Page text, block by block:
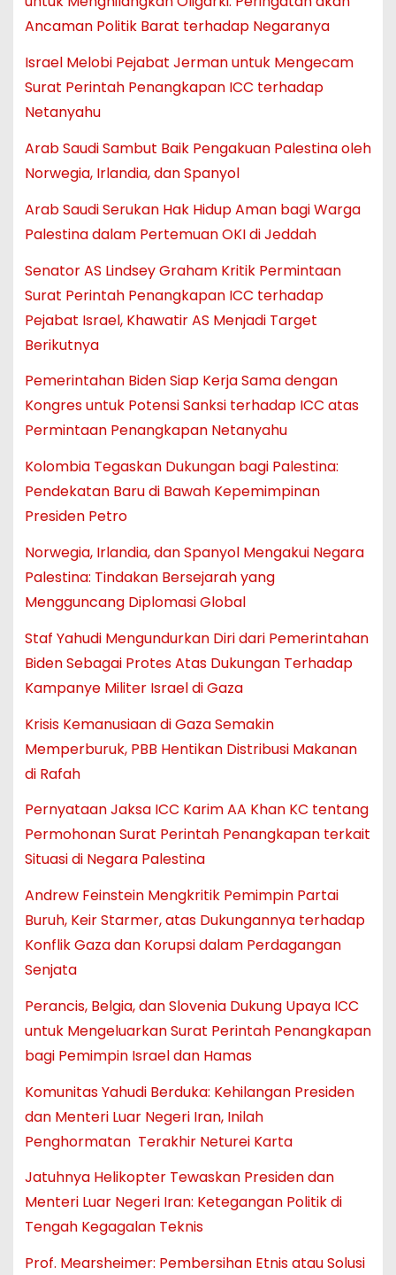
Ancaman Politik Barat terhadap Negaranya
Israel Melobi Pejabat Jerman untuk Mengecam
Surat Perintah Penangkapan ICC terhadap
Netanyahu
Arab Saudi Sambut Baik Pengakuan Palestina oleh
Norwegia, Irlandia, dan Spanyol
Arab Saudi Serukan Hak Hidup Aman bagi Warga
Palestina dalam Pertemuan OKI di Jeddah
Senator AS Lindsey Graham Kritik Permintaan
Surat Perintah Penangkapan ICC terhadap
Pejabat Israel, Khawatir AS Menjadi Target
Berikutnya
Pemerintahan Biden Siap Kerja Sama dengan
Kongres untuk Potensi Sanksi terhadap ICC atas
Permintaan Penangkapan Netanyahu
Kolombia Tegaskan Dukungan bagi Palestina:
Pendekatan Baru di Bawah Kepemimpinan
Presiden Petro
Norwegia, Irlandia, dan Spanyol Mengakui Negara
Palestina: Tindakan Bersejarah yang
Mengguncang Diplomasi Global
Staf Yahudi Mengundurkan Diri dari Pemerintahan
Biden Sebagai Protes Atas Dukungan Terhadap
Kampanye Militer Israel di Gaza
Krisis Kemanusiaan di Gaza Semakin
Memperburuk, PBB Hentikan Distribusi Makanan
di Rafah
Pernyataan Jaksa ICC Karim AA Khan KC tentang
Permohonan Surat Perintah Penangkapan terkait
Situasi di Negara Palestina
Andrew Feinstein Mengkritik Pemimpin Partai
Buruh, Keir Starmer, atas Dukungannya terhadap
Konflik Gaza dan Korupsi dalam Perdagangan
Senjata
Perancis, Belgia, dan Slovenia Dukung Upaya ICC
untuk Mengeluarkan Surat Perintah Penangkapan
bagi Pemimpin Israel dan Hamas
Komunitas Yahudi Berduka: Kehilangan Presiden
dan Menteri Luar Negeri Iran, Inilah
Penghormatan Terakhir Neturei Karta
Jatuhnya Helikopter Tewaskan Presiden dan
Menteri Luar Negeri Iran: Ketegangan Politik di
Tengah Kegagalan Teknis
Prof. Mearsheimer: Pembersihan Etnis atau Solusi